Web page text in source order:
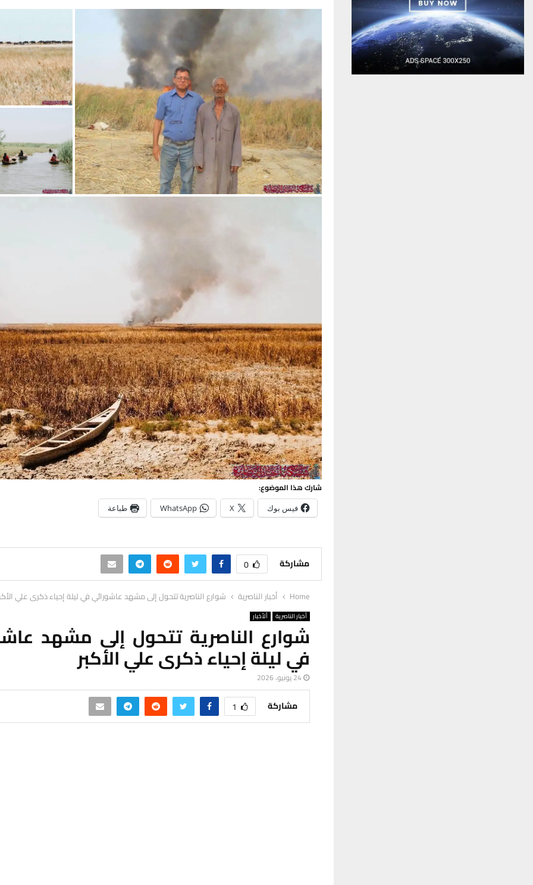
شارك هذا الموضوع:
فيس بوك X
WhatsApp طباعة
مشاركة 0
Home أخبار الناصرية شوارع الناصرية تتحول إلى مشهد عاشورائي في ليلة إحياء ذكرى علي
أخبار الناصرية ألأخبار
شوارع الناصرية تتحول إلى مشهد
في ليلة إحياء ذكرى علي الأكبر
24 يونيو، 2026
مشاركة 1